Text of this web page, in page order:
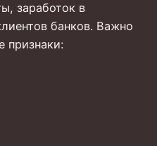
заработок в
банков. Важно
признаки: